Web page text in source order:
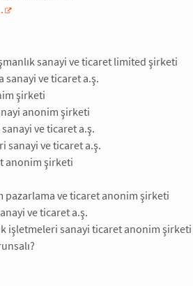
sanayi ve ticaret limited şirketi
sanayi ve ticaret a.ş.
şirketi
anonim şirketi
ve ticaret a.ş.
sanayi ve ticaret a.ş.
anonim şirketi
ve ticaret anonim şirketi
ve ticaret a.ş.
işletmeleri sanayi ticaret anonim şirketi